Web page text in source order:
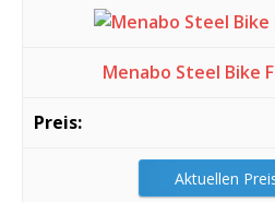
Menabo Steel Bike
Aktuellen